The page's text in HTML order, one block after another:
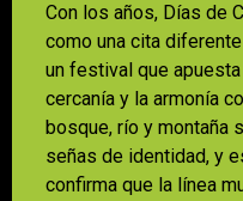
Con los años, Días de
como una cita
un festival que
cercanía y la armonía
bosque, río y montaña
señas de identidad, y
confirma que la línea